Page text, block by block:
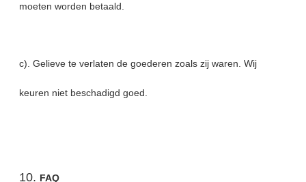
moeten worden betaald.
c). Gelieve te verlaten de goederen zoals zij waren. Wij
keuren niet beschadigd goed.
10. FAQ